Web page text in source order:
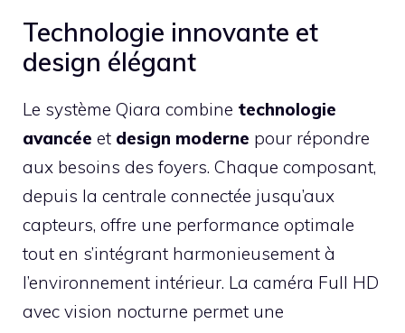
Technologie innovante et
design élégant
Le système Qiara combine technologie
avancée et design moderne pour répondre
aux besoins des foyers. Chaque composant,
depuis la centrale connectée jusqu’aux
capteurs, offre une performance optimale
tout en s’intégrant harmonieusement à
l’environnement intérieur. La caméra Full HD
avec vision nocturne permet une